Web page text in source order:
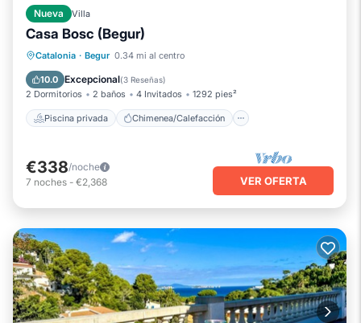
Nueva Villa
Casa Bosc (Begur)
Catalonia · Begur 0.34 mi al centro
10.0 Excepcional(3 Reseñas)
2 Dormitorios 2 baños 4 Invitados 1292 pies²
Piscina privada Chimenea/Calefacción
Piscina privada
Chimenea/Calefacción
Piscina
Balcón/Terraza
€338/noche
7 noches - €2,368 VER OFERTA